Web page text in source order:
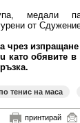
медали
от
чрез
u като обявите в
тенис на маса
принтирай